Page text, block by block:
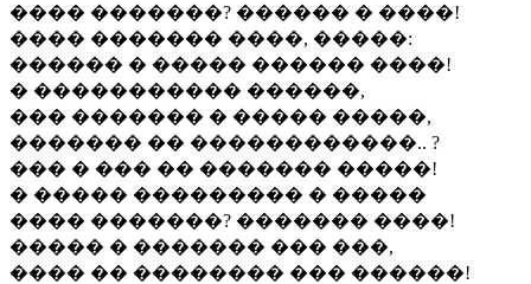
���� �������? ������ � ����!
���� ������� ����, �����:
������ � ����� ������ ����!
� ����������� ������,
��� ������� � ����� �����,
������� �� ������������.. ?
��� � ��� �� ������� �����!
� ����� ��������� � �����
���� �������? ������� ����!
����� � ������� ��� ���,
���� �� �������� ��� ������!